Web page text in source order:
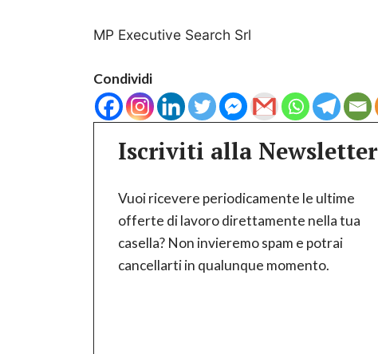
MP Executive Search Srl
Condividi
Iscriviti alla Newsletter
Vuoi ricevere periodicamente le ultime
offerte di lavoro direttamente nella tua
casella? Non invieremo spam e potrai
cancellarti in qualunque momento.